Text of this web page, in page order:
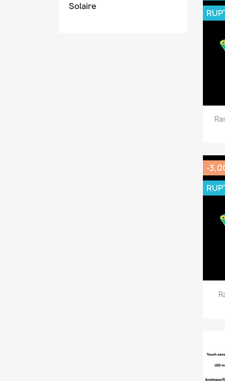
Solaire
-